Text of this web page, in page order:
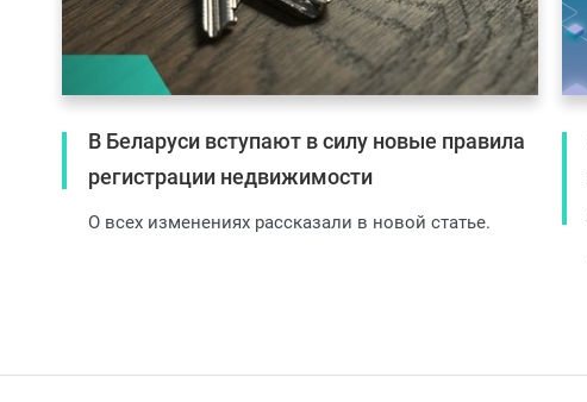
В Беларуси вступают в силу новые правила
регистрации недвижимости
О всех изменениях рассказали в новой статье.